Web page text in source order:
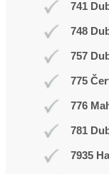
741
748
757
775
776
781
7935